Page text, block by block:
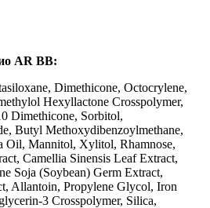
AR ВВ:
Dimethicone, Octocrylene,
Hexyllactone Crosspolymer,
Dimethicone, Sorbitol,
Butyl Methoxydibenzoylmethane,
Oil, Mannitol, Xylitol, Rhamnose,
Camellia Sinensis Leaf Extract,
Soja (Soybean) Germ Extract,
Allantoin, Propylene Glycol, Iron
3 Crosspolymer, Silica,